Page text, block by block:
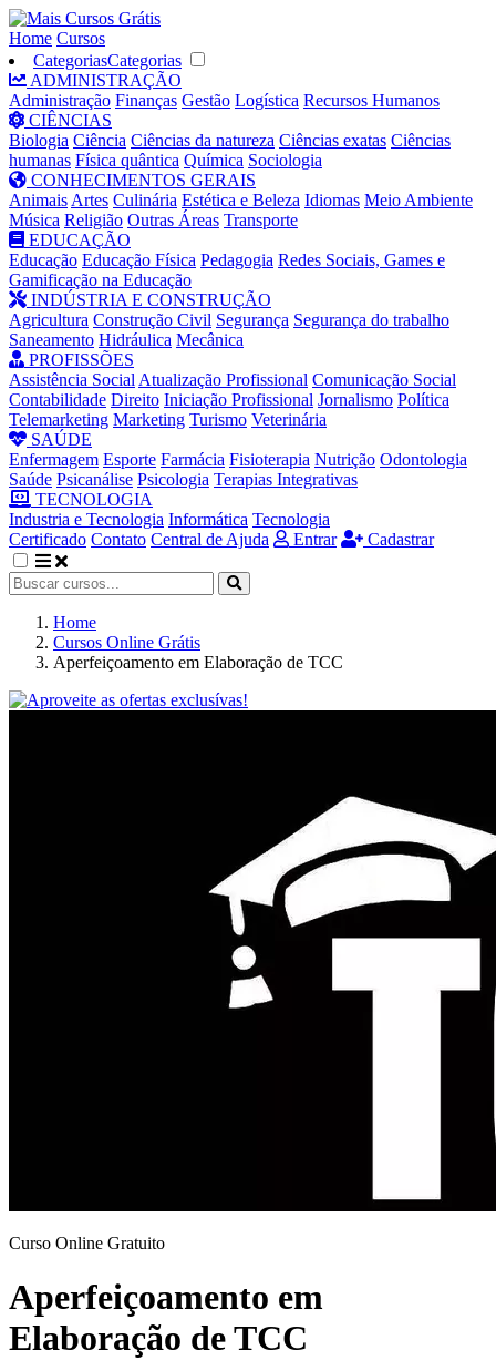
Home Cursos
CategoriasCategorias
ADMINISTRAÇÃO
Administração Finanças Gestão Logística Recursos Humanos
CIÊNCIAS
Biologia Ciência Ciências da natureza Ciências exatas Ciências
humanas Física quântica Química Sociologia
CONHECIMENTOS GERAIS
Animais Artes Culinária Estética e Beleza Idiomas Meio Ambiente
Música Religião Outras Áreas Transporte
EDUCAÇÃO
Educação Educação Física Pedagogia Redes Sociais, Games e
Gamificação na Educação
INDÚSTRIA E CONSTRUÇÃO
Agricultura Construção Civil Segurança Segurança do trabalho
Saneamento Hidráulica Mecânica
PROFISSÕES
Assistência Social Atualização Profissional Comunicação Social
Contabilidade Direito Iniciação Profissional Jornalismo Política
Telemarketing Marketing Turismo Veterinária
SAÚDE
Enfermagem Esporte Farmácia Fisioterapia Nutrição Odontologia
Saúde Psicanálise Psicologia Terapias Integrativas
TECNOLOGIA
Industria e Tecnologia Informática Tecnologia
Certificado Contato Central de Ajuda Entrar Cadastrar
Home
Cursos Online Grátis
Aperfeiçoamento em Elaboração de TCC
Curso Online Gratuito
Aperfeiçoamento em
Elaboração de TCC